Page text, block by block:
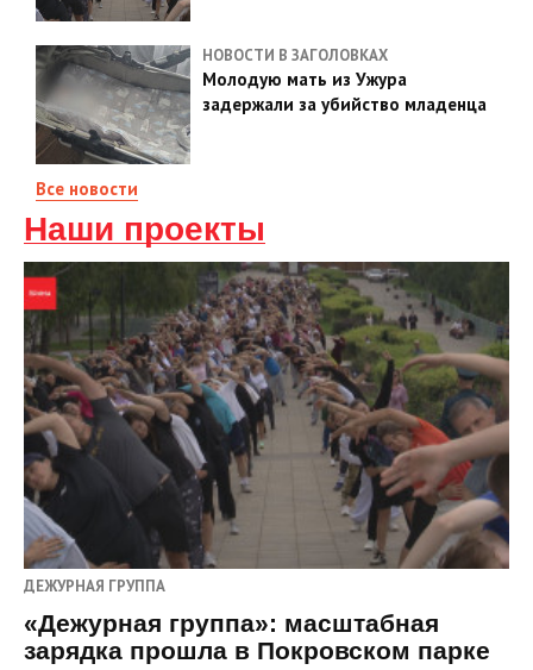
НОВОСТИ В ЗАГОЛОВКАХ
Молодую мать из Ужура
задержали за убийство младенца
Все новости
Наши проекты
ДЕЖУРНАЯ ГРУППА
«Дежурная группа»: масштабная
зарядка прошла в Покровском парке